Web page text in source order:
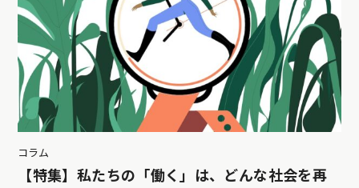
コラム
【特集】私たちの「働く」は、どんな社会を再